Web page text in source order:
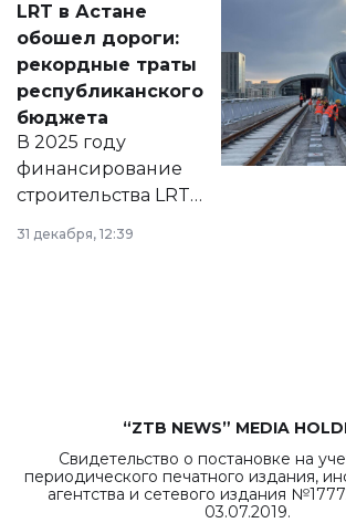
документ
появился в базе
нормативных
правовых актов и
на сайте маслихат
города.
LRT в Астане
обошел дороги:
рекордные траты
республиканского
бюджета
В 2025 году
финансирование
строительства LRT
в Астане из
республиканского
31 декабря, 12:39
“ZTB NEWS” MEDIA
Свидетельство о постановке на
периодического печатного издания,
агентства и сетевого издания
03.07.2019.